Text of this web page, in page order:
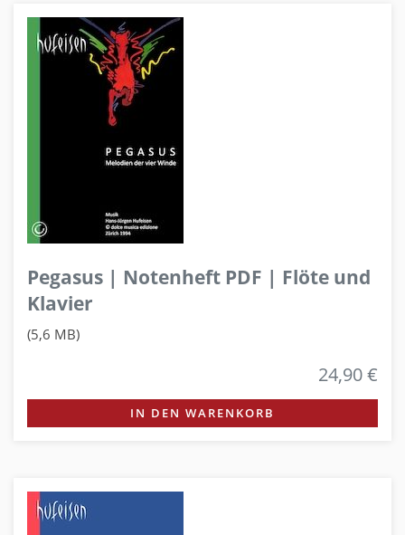
Pegasus | Notenheft PDF | Flöte und
Klavier
(5,6 MB)
24,90 €
IN DEN WARENKORB